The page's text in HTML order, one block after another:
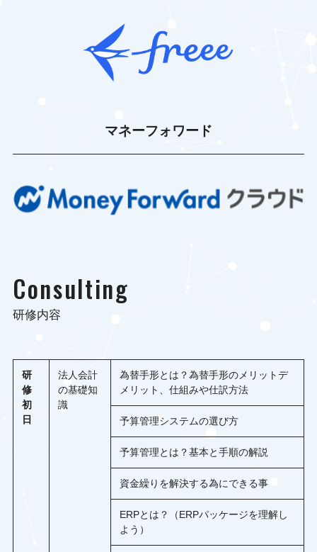
マネーフォワード
Consulting
研修内容
研
修
初
日
法人会計
の基礎知
識
為替手形とは？為替手形のメリットデ
メリット、仕組みや仕訳方法
予算管理システムの選び方
予算管理とは？基本と手順の解説
資金繰りを解決する為にできる事
ERPとは？（ERPパッケージを理解し
よう）